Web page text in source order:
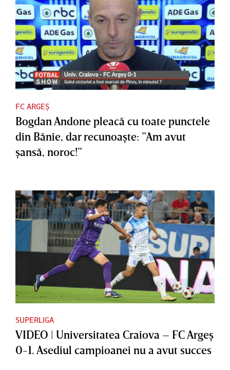
FC ARGEȘ
Bogdan Andone pleacă cu toate punctele
din Bănie, dar recunoaşte: ”Am avut
şansă, noroc!”
SUPERLIGA
VIDEO | Universitatea Craiova – FC Argeş
0-1. Asediul campioanei nu a avut succes